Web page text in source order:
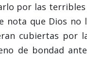
por las
nota que Dios
cubiertas por
de bondad